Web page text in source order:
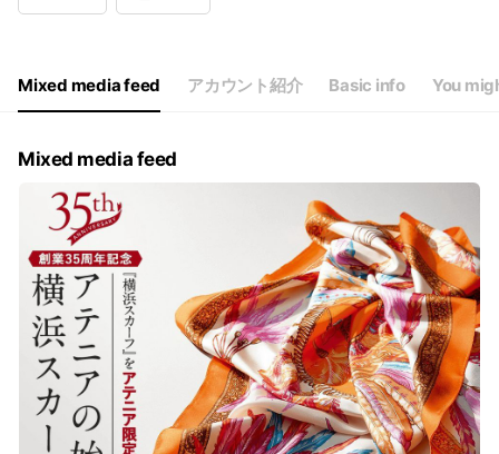
Mixed media feed アカウント紹介 Basic info You
Mixed media feed